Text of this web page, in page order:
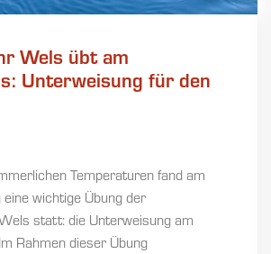
Wels übt am
Unterweisung für den
Temperaturen fand am
wichtige Übung der
statt: die Unterweisung am
Rahmen dieser Übung